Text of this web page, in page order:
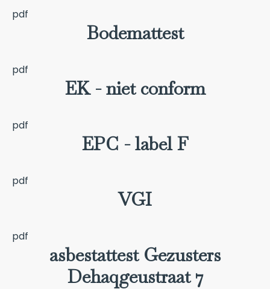
pdf
Bodemattest
pdf
EK - niet conform
pdf
EPC - label F
pdf
VGI
pdf
asbestattest Gezusters
Dehaqgeustraat 7